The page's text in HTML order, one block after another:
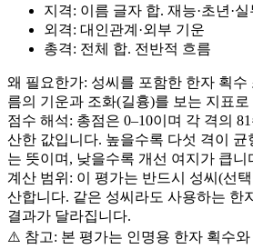
지격: 이름 글자 합. 재능·초년·실
외격: 대인관계·외부 기운
총격: 전체 합. 전반적 흐름
왜 필요한가: 성씨를 포함한 한자 획수
름의 기운과 조화(길흉)를 보는 지표
점수 해석: 총점은 0–10이며 각 격의
산한 값입니다. 높을수록 다섯 격이
는 뜻이며, 낮을수록 개선 여지가 큽니
계산 범위: 이 평가는 반드시 성씨(선
산합니다. 같은 성씨라도 사용하는 한
결과가 달라집니다.
⚠️ 참고: 본 평가는 인명용 한자 획수